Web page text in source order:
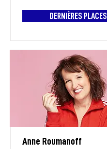
DERNIÈRES PLACES
Anne Roumanoff